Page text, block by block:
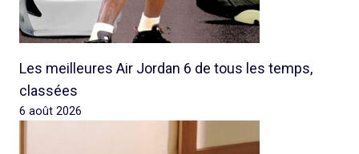
Les meilleures Air Jordan 6 de tous les temps,
classées
6 août 2026